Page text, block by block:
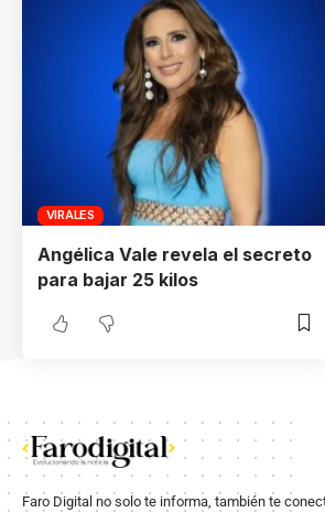
VIRALES
Angélica Vale revela el secreto
para bajar 25 kilos
Faro Digital no solo te informa, también te